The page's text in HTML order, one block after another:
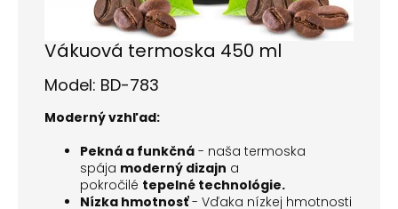
Vákuová termoska 450 ml
Model: BD-783
Moderný vzhľad:
Pekná a funkčná - naša termoska
spája moderný dizajn a
pokročilé tepelné technológie.
Nízka hmotnosť- Vďaka nízkej hmotnosti